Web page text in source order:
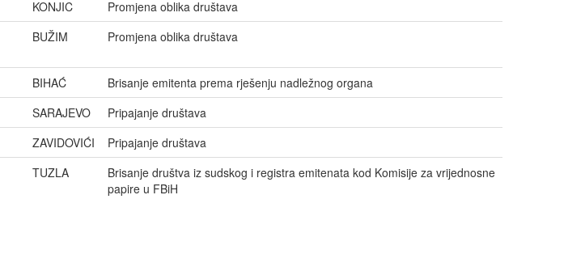
KONJIC
Promjena oblika društava
BUŽIM Promjena oblika društava
BIHAĆ
Brisanje emitenta prema rješenju nadležnog organa
SARAJEVO
Pripajanje društava
ZAVIDOVIĆI
Pripajanje društava
TUZLA
Brisanje društva iz sudskog i registra emitenata kod Komisije za vrijednosne
papire u FBiH